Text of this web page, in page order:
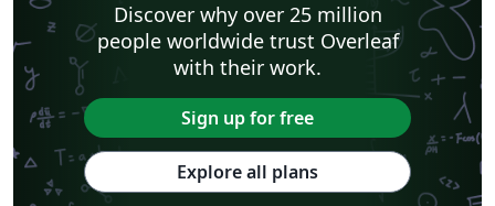
Discover why over 25 million
people worldwide trust Overleaf
with their work.
Sign up for free
Explore all plans